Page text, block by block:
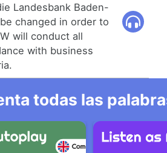
Landesbank Baden-
changed in order to
will conduct all
with business
todas las